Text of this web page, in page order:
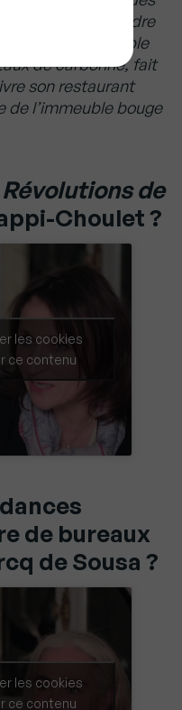
sociétaux à prendre
En 2019, un immeuble
de carbonne, fait
son restaurant
de l’immeuble bouge
Révolutions de
Choulet ?
les cookies
ce contenu
de bureaux
de Sousa ?
les cookies
ce contenu